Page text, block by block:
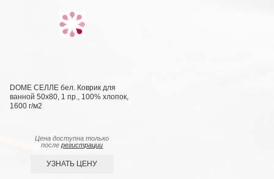
DOME СЕЛЛЕ бел. Коврик для
ванной 50х80, 1 пр., 100% хлопок,
1600 г/м2
Цена доступна только
послерегистрации
УЗНАТЬ ЦЕНУ